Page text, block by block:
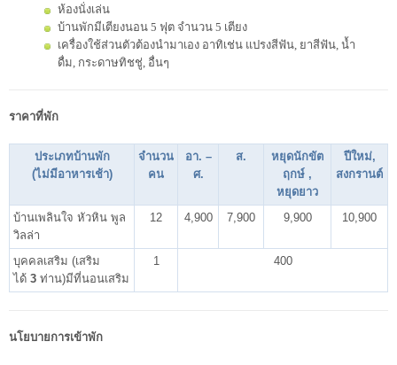
ห้องนั่งเล่น
บ้านพักมีเตียงนอน 5 ฟุต จำนวน 5 เตียง
เครื่องใช้ส่วนตัวต้องนำมาเอง อาทิเช่น แปรงสีฟัน, ยาสีฟัน, น้ำ
ดื่ม, กระดาษทิชชู่, อื่นๆ
ราคาที่พัก
ประเภทบ้านพัก
(ไม่มีอาหารเช้า)
จำนวน
คน
อา. –
ศ.
ส.
หยุดนักขัต
ฤกษ์ ,
หยุดยาว
ปีใหม่,
สงกรานต์
บ้านเพลินใจ หัวหิน พูล
วิลล่า
12 4,900 7,900 9,900 10,900
บุคคลเสริม (เสริม
ได้ 3 ท่าน)มีที่นอนเสริม
1 400
นโยบายการเข้าพัก